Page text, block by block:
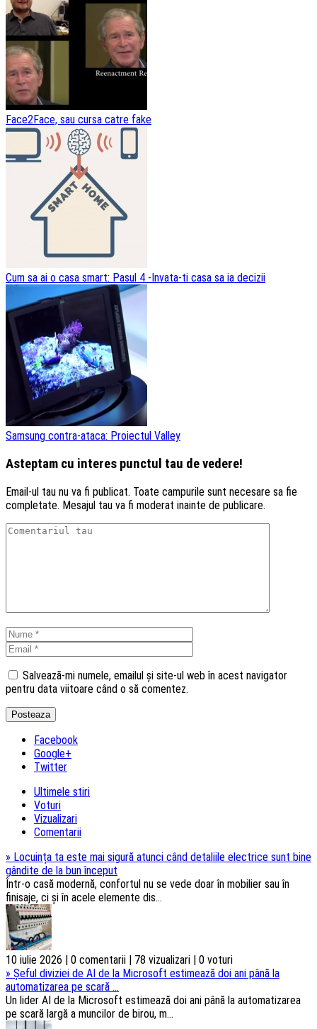
Face2Face, sau cursa catre fake
Cum sa ai o casa smart: Pasul 4 -Invata-ti casa sa ia decizii
Samsung contra-ataca: Proiectul Valley
Asteptam cu interes punctul tau de vedere!
Email-ul tau nu va fi publicat. Toate campurile sunt necesare sa fie
completate. Mesajul tau va fi moderat inainte de publicare.
Salvează-mi numele, emailul și site-ul web în acest navigator
pentru data viitoare când o să comentez.
Facebook
Google+
Twitter
Ultimele stiri
Voturi
Vizualizari
Comentarii
» Locuința ta este mai sigură atunci când detaliile electrice sunt bine
gândite de la bun început
Într-o casă modernă, confortul nu se vede doar în mobilier sau în
finisaje, ci și în acele elemente dis...
10 iulie 2026 | 0 comentarii | 78 vizualizari | 0 voturi
» Șeful diviziei de AI de la Microsoft estimează doi ani până la
automatizarea pe scară ...
Un lider AI de la Microsoft estimează doi ani până la automatizarea
pe scară largă a muncilor de birou, m...